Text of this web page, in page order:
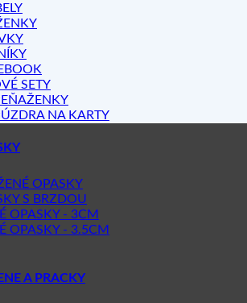
SETY
NA KARTY
OPASKY
S BRZDOU
OPASKY - 3CM
OPASKY - 3.5CM
A PRACKY